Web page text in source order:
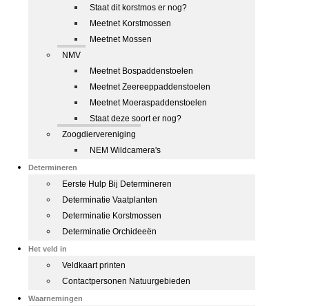
Staat dit korstmos er nog?
Meetnet Korstmossen
Meetnet Mossen
NMV
Meetnet Bospaddenstoelen
Meetnet Zeereeppaddenstoelen
Meetnet Moeraspaddenstoelen
Staat deze soort er nog?
Zoogdiervereniging
NEM Wildcamera's
Determineren
Eerste Hulp Bij Determineren
Determinatie Vaatplanten
Determinatie Korstmossen
Determinatie Orchideeën
Het veld in
Veldkaart printen
Contactpersonen Natuurgebieden
Waarnemingen